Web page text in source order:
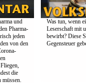
und
Pharma-
jeden
von den
die
müssen.
Was tun, wenn
Leserschaft mit
bewirbt? Diese
Gegensteuer